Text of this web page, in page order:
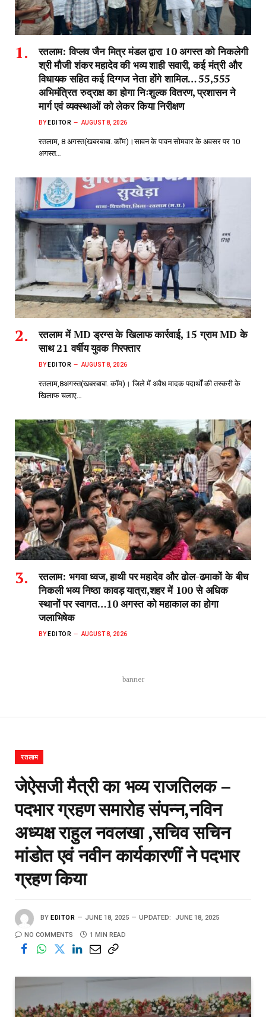
रतलाम: विप्लव जैन मित्र मंडल द्वारा 10 अगस्त को निकलेगी
श्री मौजी शंकर महादेव की भव्य शाही सवारी, कई मंत्री और
विधायक सहित कई दिग्गज नेता होंगे शामिल… 55,555
अभिमंत्रित रुद्राक्ष का होगा निःशुल्क वितरण, प्रशासन ने
मार्ग एवं व्यवस्थाओं को लेकर किया निरीक्षण
BY EDITOR AUGUST 8, 2026
रतलाम, 8 अगस्त(खबरबाबा. कॉम)।सावन के पावन सोमवार के अवसर पर 10
अगस्त…
रतलाम में MD ड्रग्स के खिलाफ कार्रवाई, 15 ग्राम MD के
साथ 21 वर्षीय युवक गिरफ्तार
BY EDITOR AUGUST 8, 2026
रतलाम,8अगस्त(खबरबाबा. कॉम)। जिले में अवैध मादक पदार्थों की तस्करी के
खिलाफ चलाए…
रतलाम: भगवा ध्वज, हाथी पर महादेव और ढोल-ढमाकों के बीच
निकली भव्य निष्ठा कावड़ यात्रा,शहर में 100 से अधिक
स्थानों पर स्वागत…10 अगस्त को महाकाल का होगा
जलाभिषेक
BY EDITOR AUGUST 8, 2026
banner
रतलाम
जेऐसजी मैत्री का भव्य राजतिलक –
पदभार ग्रहण समारोह संपन्न,नविन
अध्यक्ष राहुल नवलखा ,सचिव सचिन
मांडोत एवं नवीन कार्यकारणीं ने पदभार
ग्रहण किया
BY EDITOR JUNE 18, 2025 UPDATED: JUNE 18, 2025
NO COMMENTS 1 MIN READ